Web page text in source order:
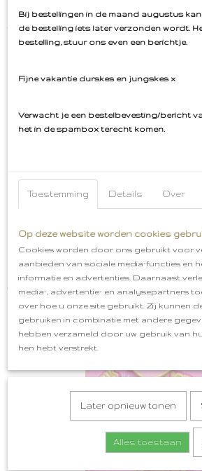
Flamingo Embleem met kikker Oeteldonk
€ 5,99
Bij bestellingen in de maand augustus
de bestelling iets later verzonden wordt.
bestelling, stuur ons even een berichtje.
Fijne vakantie durskes en jungskes x
Verwacht je een bestelbevesting/bericht
het in de spambox terecht komen.
Toestemming Details Over
Op deze website worden cookies
Cookies worden door ons gebruikt voor
aanbieden van sociale media-functies en
informatie en advertenties. Daarnaast
media-, advertentie- en analysepartners
over hoe u onze site gebruikt. Zij kunnen
gebruiken in combinatie met andere
hebben verzameld door uw gebruik van
hen hebt verstrekt.
Later opnieuw tonen
Alles toestaan